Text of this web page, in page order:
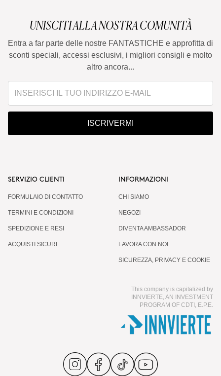
UNISCITI ALLA NOSTRA COMUNITÀ
Entra a far parte delle nostre FANTASTICHE e approfitta di
sconti speciali, accessi esclusivi, i migliori consigli e molto
altro ancora...
ISCRIVERMI
SERVIZIO CLIENTI
FORMULAIO DI CONTATTO
TERMINI E CONDIZIONI
SPEDIZIONE E RESI
ACQUISTI SICURI
INFORMAZIONI
CHI SIAMO
NEGOZI
DIVENTA AMBASSADOR
LAVORA CON NOI
SICUREZZA, PRIVACY E COOKIE
This company is capitalized by
INNVIERTE, AN INVESTMENT
PROGRAM OF CDTI, E.P.E.